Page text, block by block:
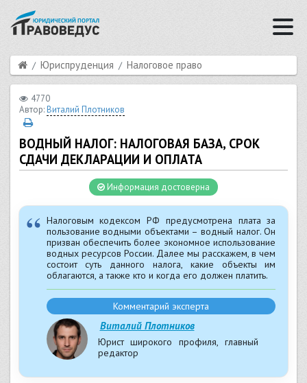
Юриспруденция Налоговое право
4770
Автор:Виталий Плотников
ВОДНЫЙ НАЛОГ: НАЛОГОВАЯ БАЗА, СРОК
СДАЧИ ДЕКЛАРАЦИИ И ОПЛАТА
Информация достоверна
Налоговым кодексом РФ предусмотрена плата за
пользование водными объектами – водный налог. Он
призван обеспечить более экономное использование
водных ресурсов России. Далее мы расскажем, в чем
состоит суть данного налога, какие объекты им
облагаются, а также кто и когда его должен платить.
Виталий Плотников
Юрист широкого профиля, главный
редактор
Комментарий эксперта